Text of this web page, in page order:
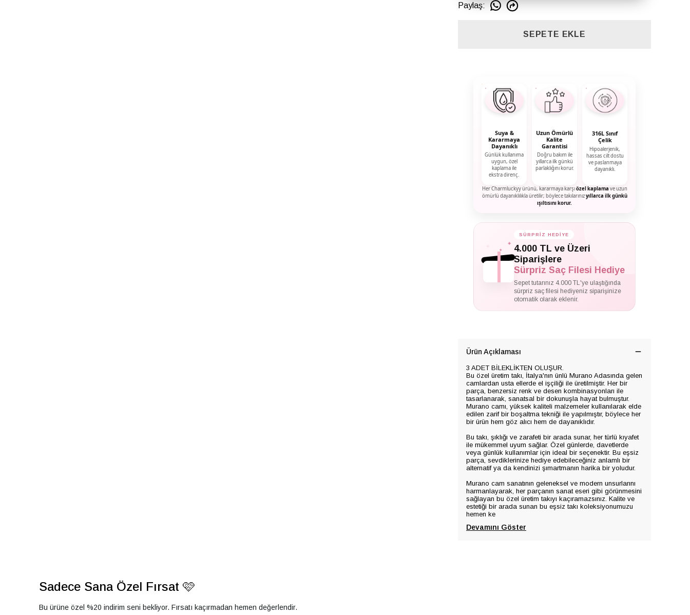
Paylaş:
SEPETE EKLE
Suya &
Kararmaya
Dayanıklı
Günlük kullanıma
uygun, özel
kaplama ile
ekstra direnç.
Uzun Ömürlü
Kalite
Garantisi
Doğru bakım ile
yıllarca ilk günkü
parlaklığını korur.
316L Sınıf
Çelik
Hipoalerjenik,
hassas cilt dostu
ve paslanmaya
dayanıklı.
Her Charmluckyy ürünü, kararmaya karşıözel kaplama ve uzun
ömürlü dayanıklılıkla üretilir; böylece takılarınızyıllarca ilk günkü
ışıltısını korur.
✦
✦
SÜRPRİZ HEDİYE
4.000 TL ve Üzeri
Siparişlere
Sürpriz Saç Filesi Hediye
Sepet tutarınız 4.000 TL'ye ulaştığında
sürpriz saç filesi hediyeniz siparişinize
otomatik olarak eklenir.
Ürün Açıklaması
3 ADET BİLEKLİKTEN OLUŞUR.
Bu özel üretim takı, İtalya'nın ünlü Murano Adasında gelen
camlardan usta ellerde el işçiliği ile üretilmiştir. Her bir
parça, benzersiz renk ve desen kombinasyonları ile
tasarlanarak, sanatsal bir dokunuşla hayat bulmuştur.
Murano camı, yüksek kaliteli malzemeler kullanılarak elde
edilen zarif bir boşaltma tekniği ile yapılmıştır, böylece her
bir ürün hem göz alıcı hem de dayanıklıdır.
Bu takı, şıklığı ve zarafeti bir arada sunar, her türlü kıyafet
ile mükemmel uyum sağlar. Özel günlerde, davetlerde
veya günlük kullanımlar için ideal bir seçenektir. Bu eşsiz
parça, sevdiklerinize hediye edebileceğiniz anlamlı bir
alternatif ya da kendinizi şımartmanın harika bir yoludur.
Murano cam sanatının geleneksel ve modern unsurlarını
harmanlayarak, her parçanın sanat eseri gibi görünmesini
sağlayan bu özel üretim takıyı kaçıramazsınız. Kalite ve
estetiği bir arada sunan bu eşsiz takı koleksiyonumuzu
hemen ke
Devamını Göster
Sadece Sana Özel Fırsat 🩷
Bu ürüne özel %20 indirim seni bekliyor. Fırsatı kaçırmadan hemen değerlendir.